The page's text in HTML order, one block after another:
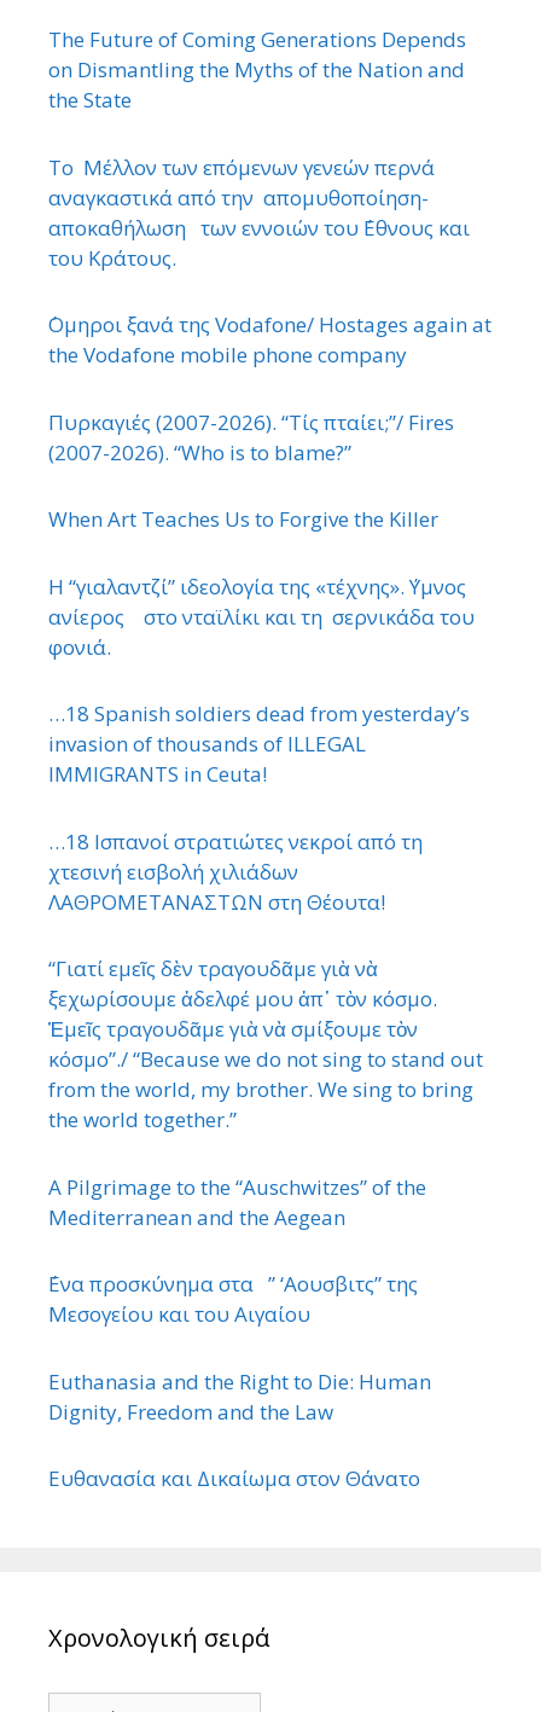
The Future of Coming Generations Depends
on Dismantling the Myths of the Nation and
the State
Το Μέλλον των επόμενων γενεών περνά
αναγκαστικά από την απομυθοποίηση-
αποκαθήλωση των εννοιών του ΄Εθνους και
του Κράτους.
΄Ομηροι ξανά της Vodafone/ Hostages again at
the Vodafone mobile phone company
Πυρκαγιές (2007-2026). “Τίς πταίει;”/ Fires
(2007-2026). “Who is to blame?”
When Art Teaches Us to Forgive the Killer
Η “γιαλαντζί” ιδεολογία της «τέχνης». ΄Υμνος
ανίερος στο νταϊλίκι και τη σερνικάδα του
φονιά.
…18 Spanish soldiers dead from yesterday’s
invasion of thousands of ILLEGAL
IMMIGRANTS in Ceuta!
…18 Ισπανοί στρατιώτες νεκροί από τη
χτεσινή εισβολή χιλιάδων
ΛΑΘΡΟΜΕΤΑΝΑΣΤΩΝ στη Θέουτα!
“Γιατί εμεῖς δὲν τραγουδᾶμε γιὰ νὰ
ξεχωρίσουμε ἀδελφέ μου ἀπ᾿ τὸν κόσμο.
Ἐμεῖς τραγουδᾶμε γιὰ νὰ σμίξουμε τὸν
κόσμο”./ “Because we do not sing to stand out
from the world, my brother. We sing to bring
the world together.”
A Pilgrimage to the “Auschwitzes” of the
Mediterranean and the Aegean
΄Ενα προσκύνημα στα ” ‘Αουσβιτς” της
Μεσογείου και του Αιγαίου
Euthanasia and the Right to Die: Human
Dignity, Freedom and the Law
Ευθανασία και Δικαίωμα στον Θάνατο
Χρονολογική σειρά